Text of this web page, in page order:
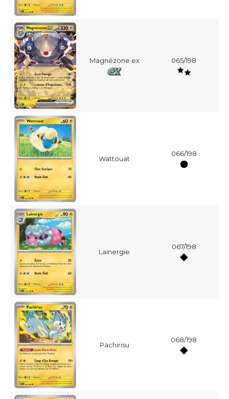
Magnézone ex 065/198
Wattouat
066/198
Lainergie
067/198
Pachirisu
068/198